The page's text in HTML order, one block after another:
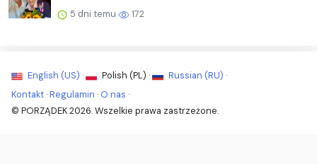
5 dni temu 172
English (US) · Polish (PL) ·
Russian (RU) ·
Kontakt ·Regulamin · O nas ·
© PORZĄDEK 2026. Wszelkie prawa zastrzeżone.